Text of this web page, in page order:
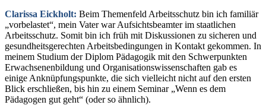
Clarissa Eickholt: Beim Themenfeld Arbeitsschutz bin ich familiär
„vorbelastet“, mein Vater war Aufsichtsbeamter im staatlichen
Arbeitsschutz. Somit bin ich früh mit Diskussionen zu sicheren und
gesundheitsgerechten Arbeitsbedingungen in Kontakt gekommen. In
meinem Studium der Diplom Pädagogik mit den Schwerpunkten
Erwachsenenbildung und Organisationswissenschaften gab es
einige Anknüpfungspunkte, die sich vielleicht nicht auf den ersten
Blick erschließen, bis hin zu einem Seminar „Wenn es dem
Pädagogen gut geht“ (oder so ähnlich).